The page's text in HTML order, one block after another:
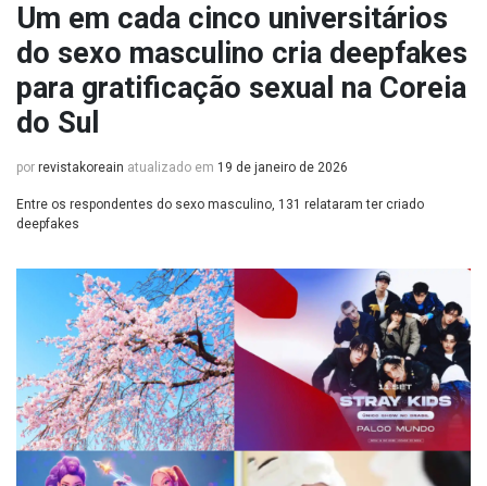
Um em cada cinco universitários
do sexo masculino cria deepfakes
para gratificação sexual na Coreia
do Sul
por revistakoreain atualizado em 19 de janeiro de 2026
Entre os respondentes do sexo masculino, 131 relataram ter criado
deepfakes